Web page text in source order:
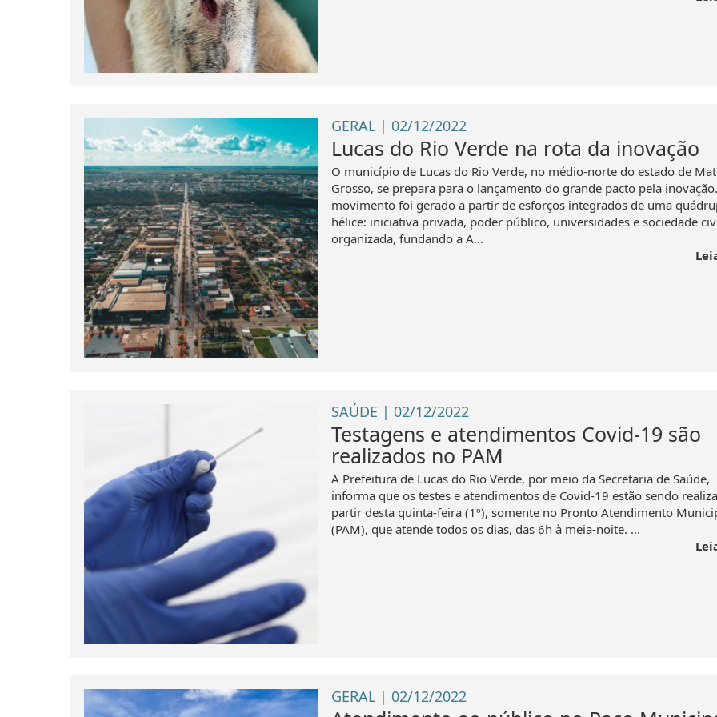
GERAL | 02/12/2022
Lucas do Rio Verde na rota da inovação
O município de Lucas do Rio Verde, no médio-norte do estado de
Grosso, se prepara para o lançamento do grande pacto pela
movimento foi gerado a partir de esforços integrados de uma
hélice: iniciativa privada, poder público, universidades e sociedade
organizada, fundando a A...
SAÚDE | 02/12/2022
Testagens e atendimentos Covid-19 são
realizados no PAM
A Prefeitura de Lucas do Rio Verde, por meio da Secretaria de Saúde,
informa que os testes e atendimentos de Covid-19 estão sendo
partir desta quinta-feira (1º), somente no Pronto Atendimento
(PAM), que atende todos os dias, das 6h à meia-noite. ...
GERAL | 02/12/2022